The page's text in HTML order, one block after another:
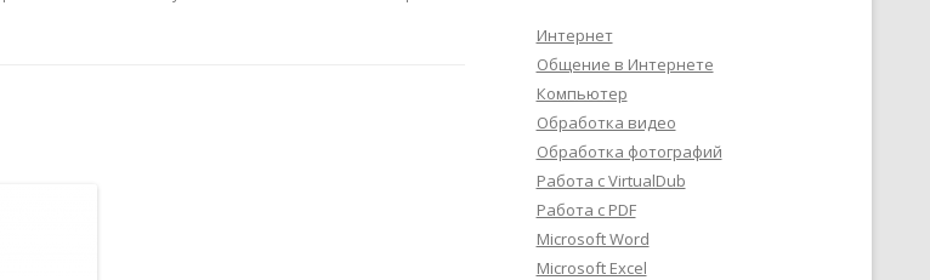
Интернет
Общение в Интернете
Компьютер
Обработка видео
Обработка фотографий
Работа с VirtualDub
Работа с PDF
Microsoft Word
Microsoft Excel